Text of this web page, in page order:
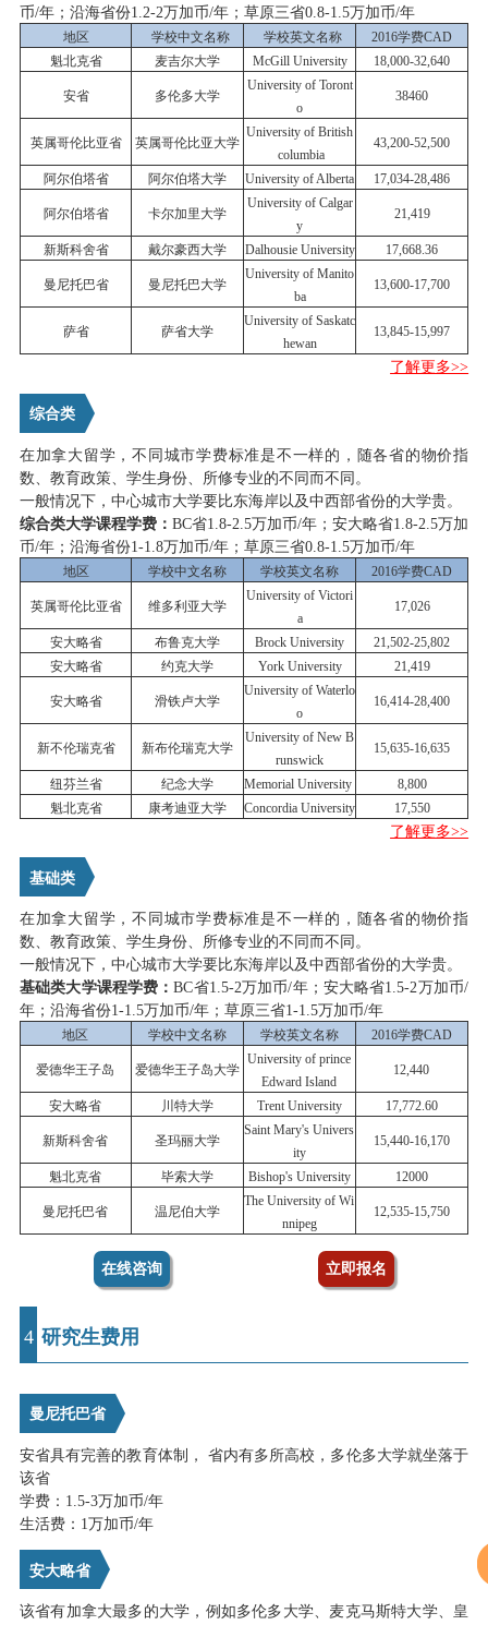
币/年；沿海省份1.2-2万加币/年；草原三省0.8-1.5万加币/年
地区 学校中文名称 学校英文名称
2016学费CAD
魁北克省
麦吉尔大学 McGill University 18,000-32,640
安省 多伦多大学
University of Toront
o
38460
英属哥伦比亚省 英属哥伦比亚大学
University of British
columbia
43,200-52,500
阿尔伯塔省 阿尔伯塔大学 University of Alberta 17,034-28,486
阿尔伯塔省 卡尔加里大学
University of Calgar
y
21,419
新斯科舍省 戴尔豪西大学 Dalhousie University 17,668.36
曼尼托巴省 曼尼托巴大学
University of Manito
ba
13,600-17,700
萨省 萨省大学
University of Saskatc
hewan
13,845-15,997
了解更多>>
综合类
在加拿大留学，不同城市学费标准是不一样的，随各省的物价指
数、教育政策、学生身份、所修专业的不同而不同。
一般情况下，中心城市大学要比东海岸以及中西部省份的大学贵。
综合类大学课程学费： BC省1.8-2.5万加币/年；安大略省1.8-2.5万加
币/年；沿海省份1-1.8万加币/年；草原三省0.8-1.5万加币/年
地区 学校中文名称 学校英文名称 2016学费CAD
英属哥伦比亚省 维多利亚大学
University of Victori
a
17,026
安大略省 布鲁克大学 Brock University
21,502-25,802
安大略省
约克大学 York University 21,419
安大略省 滑铁卢大学
University of Waterlo
o
16,414-28,400
新不伦瑞克省 新布伦瑞克大学
University of New B
runswick
15,635-16,635
纽芬兰省 纪念大学 Memorial University
8,800
魁北克省
康考迪亚大学 Concordia University 17,550
了解更多>>
基础类
在加拿大留学，不同城市学费标准是不一样的，随各省的物价指
数、教育政策、学生身份、所修专业的不同而不同。
一般情况下，中心城市大学要比东海岸以及中西部省份的大学贵。
基础类大学课程学费：BC省1.5-2万加币/年；安大略省1.5-2万加币/
年；沿海省份1-1.5万加币/年；草原三省1-1.5万加币/年
地区 学校中文名称 学校英文名称 2016学费CAD
爱德华王子岛 爱德华王子岛大学
University of prince
Edward Island
12,440
安大略省 川特大学 Trent University 17,772.60
新斯科舍省 圣玛丽大学
Saint Mary's Univers
ity
15,440-16,170
魁北克省 毕索大学 Bishop's University 12000
曼尼托巴省 温尼伯大学
The University of Wi
nnipeg
12,535-15,750
在线咨询 立即报名
4 研究生费用
曼尼托巴省
安省具有完善的教育体制， 省内有多所高校，多伦多大学就坐落于
该省
学费：1.5-3万加币/年
生活费：1万加币/年
安大略省
该省有加拿大最多的大学，例如多伦多大学、麦克马斯特大学、皇